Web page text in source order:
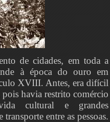
de cidades, em toda a
à época do ouro em
XVIII. Antes, era difícil
havia restrito comércio
cultural e grandes
entre as pessoas.